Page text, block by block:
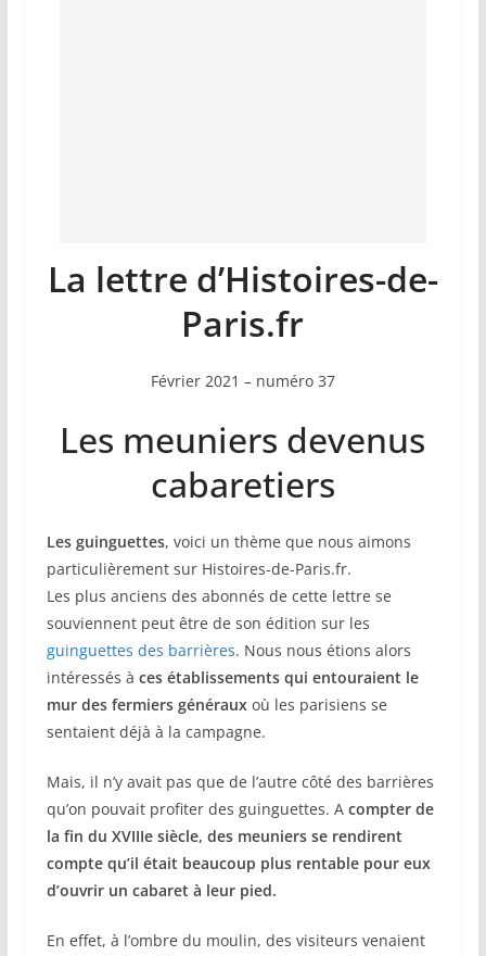
La lettre d’Histoires-de-
Paris.fr
Février 2021 – numéro 37
Les meuniers devenus
cabaretiers
Les guinguettes, voici un thème que nous aimons
particulièrement sur Histoires-de-Paris.fr.
Les plus anciens des abonnés de cette lettre se
souviennent peut être de son édition sur les
guinguettes des barrières. Nous nous étions alors
intéressés à ces établissements qui entouraient le
mur des fermiers générauxoù les parisiens se
sentaient déjà à la campagne.
Mais, il n’y avait pas que de l’autre côté des barrières
qu’on pouvait profiter des guinguettes. Acompter de
la fin du XVIIIe siècle, des meuniers se rendirent
compte qu’il était beaucoup plus rentable pour eux
d’ouvrir un cabaret à leur pied.
En effet, à l’ombre du moulin, des visiteurs venaient